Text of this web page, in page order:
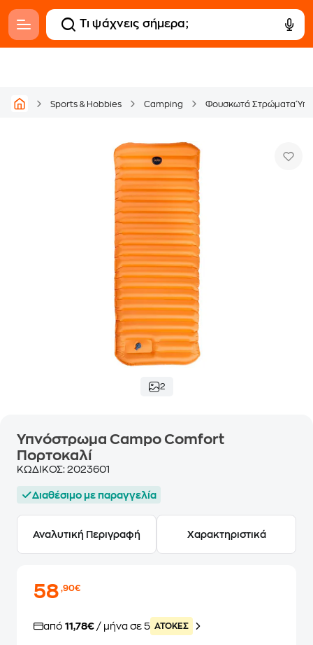
Sports & Hobbies Camping Φουσκωτά Στρώματα
2
Υπνόστρωμα Campo Comfort
Πορτοκαλί
ΚΩΔΙΚΟΣ: 2023601
Διαθέσιμο με παραγγελία
Αναλυτική Περιγραφή Χαρακτηριστικά
58,90€
από 11,78€ / μήνα σε 5 ATOKEΣ